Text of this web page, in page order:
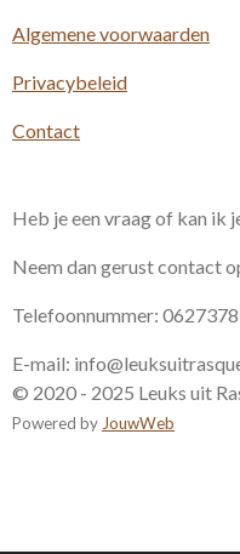
m
Algemene voorwaarden
Privacybeleid
Contact
Heb je een vraag of kan ik
Neem dan gerust contact
Telefoonnummer:
E-mail:
© 2020 - 2025 Leuks uit
Powered by JouwWeb